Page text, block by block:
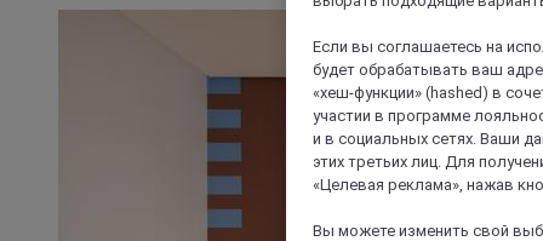
Если вы соглашаетесь на
будет обрабатывать ваш
«хеш-функции» (hashed) в
участии в программе
и в социальных сетях. Ваши
этих третьих лиц. Для
«Целевая реклама», нажав
Вы можете изменить свой